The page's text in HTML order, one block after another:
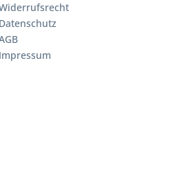
Datenschutz
Impressum